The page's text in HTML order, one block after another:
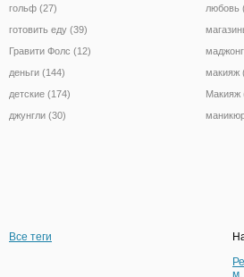
гольф (27)
готовить еду (39)
Гравити Фолс (12)
деньги (144)
детские (174)
джунгли (30)
любовь
макияж
Макияж
Все теги
м.